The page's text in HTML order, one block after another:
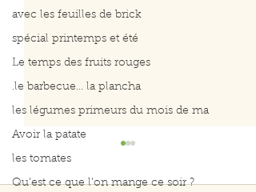
avec les feuilles de brick
spécial printemps et été
Le temps des fruits rouges
.le barbecue... la plancha
les légumes primeurs du mois de ma
Avoir la patate
les tomates
Qu’est ce que l’on mange ce soir ?